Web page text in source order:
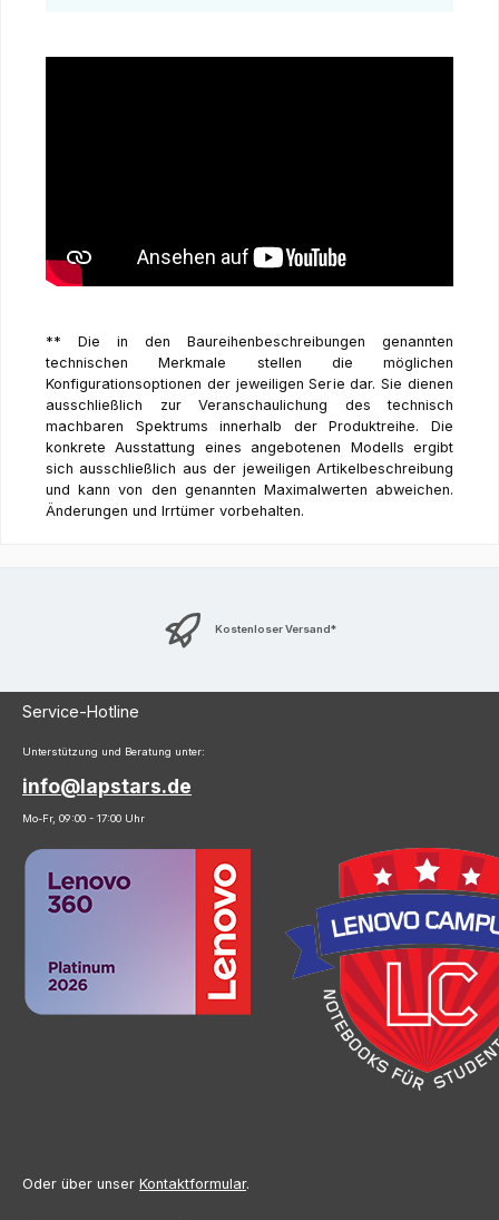
** Die in den Baureihenbeschreibungen genannten
technischen Merkmale stellen die möglichen
Konfigurationsoptionen der jeweiligen Serie dar. Sie dienen
ausschließlich zur Veranschaulichung des technisch
machbaren Spektrums innerhalb der Produktreihe. Die
konkrete Ausstattung eines angebotenen Modells ergibt
sich ausschließlich aus der jeweiligen Artikelbeschreibung
und kann von den genannten Maximalwerten abweichen.
Änderungen und Irrtümer vorbehalten.
Kostenloser Versand*
Service-Hotline
Unterstützung und Beratung unter:
info@lapstars.de
Mo-Fr, 09:00 - 17:00 Uhr
Oder über unser Kontaktformular.